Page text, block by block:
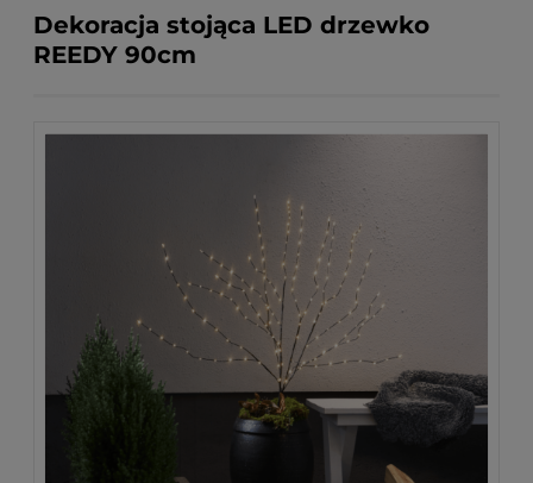
Dekoracja stojąca LED drzewko
REEDY 90cm